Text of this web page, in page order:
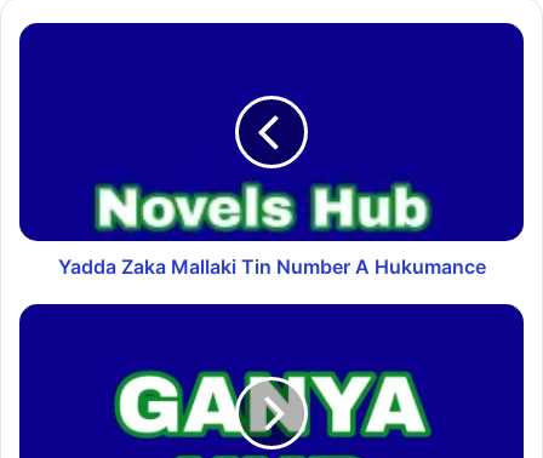
Yadda Zaka Mallaki Tin Number A Hukumance